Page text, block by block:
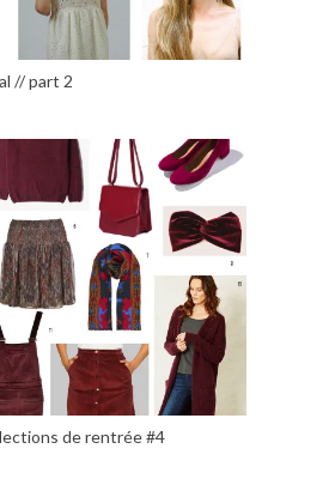
// part 2
de rentrée #4